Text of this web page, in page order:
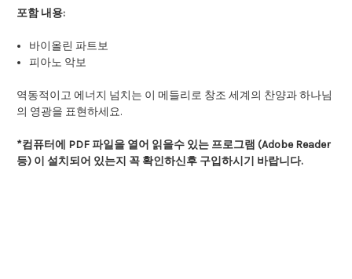
포함 내용:
바이올린 파트보
피아노 악보
역동적이고 에너지 넘치는 이 메들리로 창조 세계의 찬양과 하나님
의 영광을 표현하세요.
*컴퓨터에 PDF 파일을 열어 읽을수 있는 프로그램 (Adobe Reader
등) 이 설치되어 있는지 꼭 확인하신후 구입하시기 바랍니다.